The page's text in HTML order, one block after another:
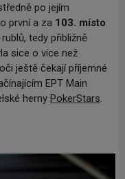
po jejím
první a za 103. místo
tedy přibližně
sice o více než
ještě čekají příjemné
EPT Main
herny PokerStars.